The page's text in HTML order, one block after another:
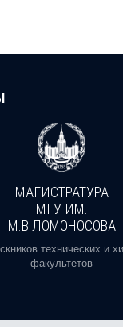
МАГИСТРАТУРА
МГУ ИМ.
М.В.ЛОМОНОСОВА
технических и
факультетов